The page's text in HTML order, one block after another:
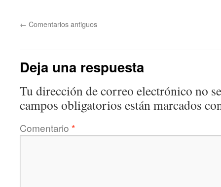
← Comentarios antiguos
Deja una respuesta
Tu dirección de correo electrónico no
campos obligatorios están marcados
Comentario *